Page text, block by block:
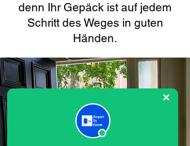
denn Ihr Gepäck ist auf jedem
Schritt des Weges in guten
Händen.